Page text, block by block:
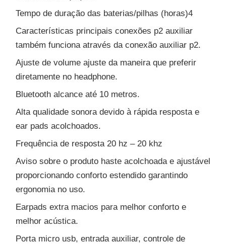
Tempo de duração das baterias/pilhas (horas)4
Características principais conexões p2 auxiliar
também funciona através da conexão auxiliar p2.
Ajuste de volume ajuste da maneira que preferir
diretamente no headphone.
Bluetooth alcance até 10 metros.
Alta qualidade sonora devido à rápida resposta e
ear pads acolchoados.
Frequência de resposta 20 hz – 20 khz
Aviso sobre o produto haste acolchoada e ajustável
proporcionando conforto estendido garantindo
ergonomia no uso.
Earpads extra macios para melhor conforto e
melhor acústica.
Porta micro usb, entrada auxiliar, controle de